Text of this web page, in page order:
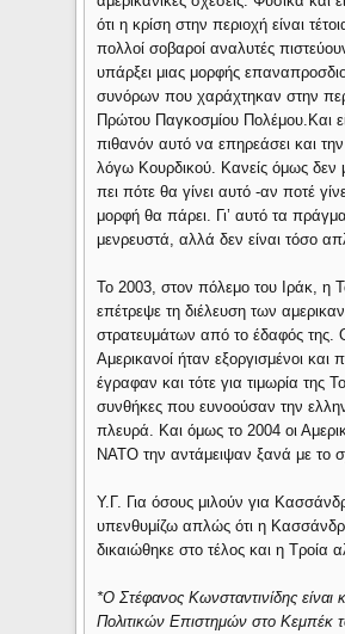
ότι η κρίση στην περιοχή είναι
πολλοί σοβαροί αναλυτές
υπάρξει μιας μορφής
συνόρων που χαράχτηκαν στην
Πρώτου Παγκοσμίου Πολέμου.Και
πιθανόν αυτό να επηρεάσει και
λόγω Κουρδικού. Κανείς όμως δεν
πει πότε θα γίνει αυτό -αν ποτέ
μορφή θα πάρει. Γι’ αυτό τα
μενρευστά, αλλά δεν είναι τόσο
Το 2003, στον πόλεμο του Ιράκ, η
επέτρεψε τη διέλευση των
στρατευμάτων από το έδαφός της.
Αμερικανοί ήταν εξοργισμένοι και
έγραφαν και τότε για τιμωρία της
συνθήκες που ευνοούσαν την
πλευρά. Και όμως το 2004 οι
ΝΑΤΟ την αντάμειψαν ξανά με το
Υ.Γ. Για όσους μιλούν για
υπενθυμίζω απλώς ότι η
δικαιώθηκε στο τέλος και η Τροία
*Ο Στέφανος Κωνσταντινίδης είναι
Πολιτικών Επιστημών στο Κεμπέκ